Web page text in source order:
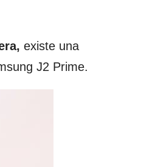
existe una
J2 Prime.